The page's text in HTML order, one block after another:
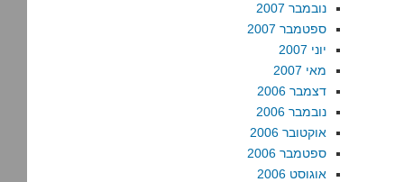
נובמבר 2007
ספטמבר 2007
יוני 2007
מאי 2007
דצמבר 2006
נובמבר 2006
אוקטובר 2006
ספטמבר 2006
אוגוסט 2006